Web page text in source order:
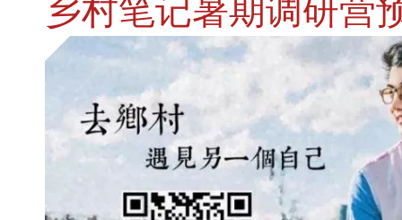
乡村笔记暑期调研营